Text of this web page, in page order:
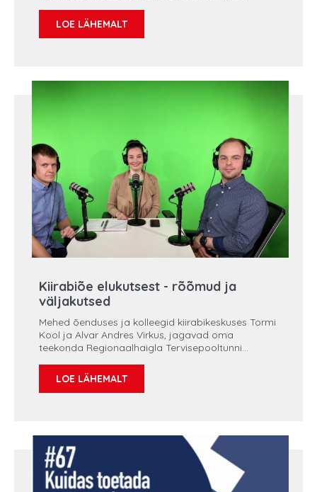
ohtlikumaid on melanoom. Tervisepooltunnis on
külaliseks Regionaalhaigla onkoloog-vanemarst dr
päikesekaitsekreemid meid tegelikult kaitsevad?
LOE LÄHEMALT
Kiirabiõe elukutsest - rõõmud ja
väljakutsed
Mehed õenduses ja kolleegid kiirabikeskuses Tormi
Kool ja Alvar Andres Virkus, jagavad oma
teekonda Regionaalhaigla Tervisepooltunni
oma igapäevatöös, väljakutsetest ja rõõmudest.
Stina Eilsen Kuidas te õendusse jõudsite, oli see
parameedikuks. Peale kaitseväge läksin
parameedikuna tööle Regionaalhaigla erakorralise
meditsiini keskusesse.
LOE LÄHEMALT